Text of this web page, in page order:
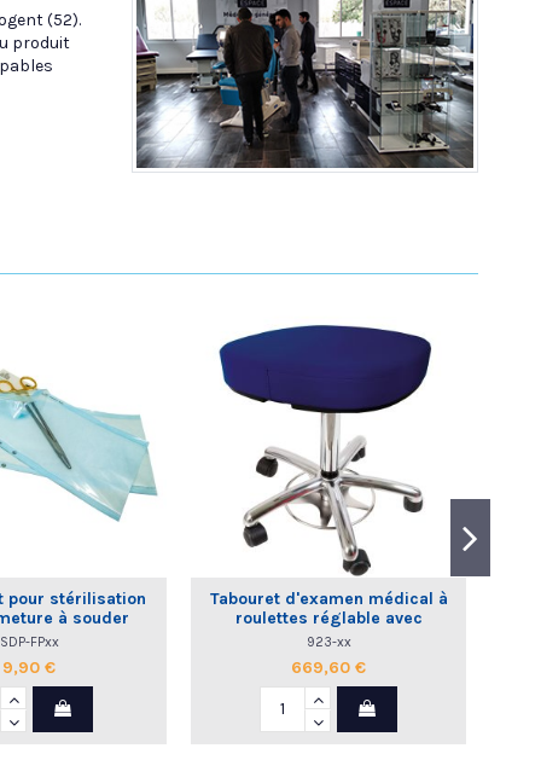
(52).
produit
pour stérilisation
à souder
SDP-FPxx
9,90 €
Tabouret d'examen médical à
roulettes réglable avec
dossier commande au pied
923-xx
669,60 €